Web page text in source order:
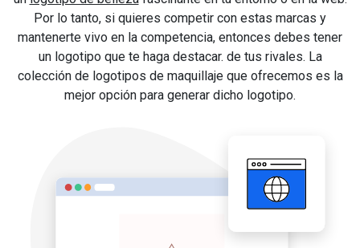
Por lo tanto, si quieres competir con estas marcas y
mantenerte vivo en la competencia, entonces debes tener
un logotipo que te haga destacar. de tus rivales. La
colección de logotipos de maquillaje que ofrecemos es la
mejor opción para generar dicho logotipo.